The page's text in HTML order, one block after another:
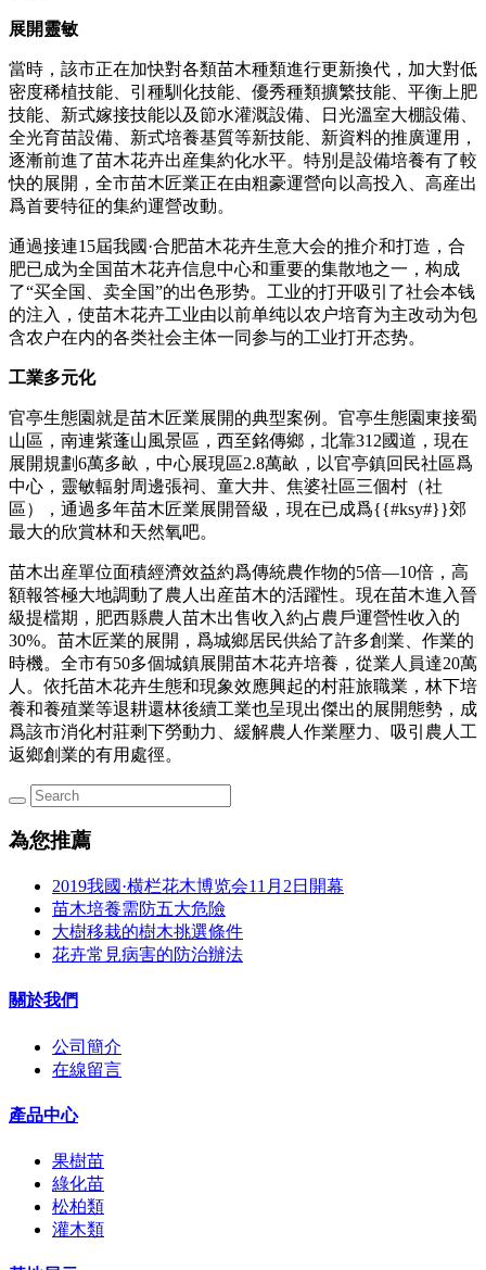
展開靈敏
當時，該市正在加快對各類苗木種類進行更新換代，加大對低
密度稀植技能、引種馴化技能、優秀種類擴繁技能、平衡上肥
技能、新式嫁接技能以及節水灌溉設備、日光溫室大棚設備、
全光育苗設備、新式培養基質等新技能、新資料的推廣運用，
逐漸前進了苗木花卉出産集約化水平。特別是設備培養有了較
快的展開，全市苗木匠業正在由粗豪運營向以高投入、高産出
爲首要特征的集約運營改動。
通過接連15屆我國·合肥苗木花卉生意大会的推介和打造，合
肥已成为全国苗木花卉信息中心和重要的集散地之一，构成
了“买全国、卖全国”的出色形势。工业的打开吸引了社会本钱
的注入，使苗木花卉工业由以前单纯以农户培育为主改动为包
含农户在内的各类社会主体一同参与的工业打开态势。
工業多元化
官亭生態園就是苗木匠業展開的典型案例。官亭生態園東接蜀
山區，南連紫蓬山風景區，西至銘傳鄉，北靠312國道，現在
展開規劃6萬多畝，中心展現區2.8萬畝，以官亭鎮回民社區爲
中心，靈敏輻射周邊張祠、童大井、焦婆社區三個村（社
區），通過多年苗木匠業展開晉級，現在已成爲{{#ksy#}}郊
最大的欣賞林和天然氧吧。
苗木出産單位面積經濟效益約爲傳統農作物的5倍—10倍，高
額報答極大地調動了農人出産苗木的活躍性。現在苗木進入晉
級提檔期，肥西縣農人苗木出售收入約占農戶運營性收入的
30%。苗木匠業的展開，爲城鄉居民供給了許多創業、作業的
時機。全市有50多個城鎮展開苗木花卉培養，從業人員達20萬
人。依托苗木花卉生態和現象效應興起的村莊旅職業，林下培
養和養殖業等退耕還林後續工業也呈現出傑出的展開態勢，成
爲該市消化村莊剩下勞動力、緩解農人作業壓力、吸引農人工
返鄉創業的有用處徑。
為您推薦
2019我國·横栏花木博览会11月2日開幕
苗木培養需防五大危險
大樹移栽的樹木挑選條件
花卉常見病害的防治辦法
關於我們
公司簡介
在線留言
產品中心
果樹苗
綠化苗
松柏類
灌木類